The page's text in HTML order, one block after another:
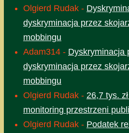
Olgierd Rudak -
dyskryminacja przez
mobbingu
Adam314 - Dyskryminacja
dyskryminacja przez
mobbingu
Olgierd Rudak - 26,7 tys.
monitoring przestrzeni
Olgierd Rudak - Podatek